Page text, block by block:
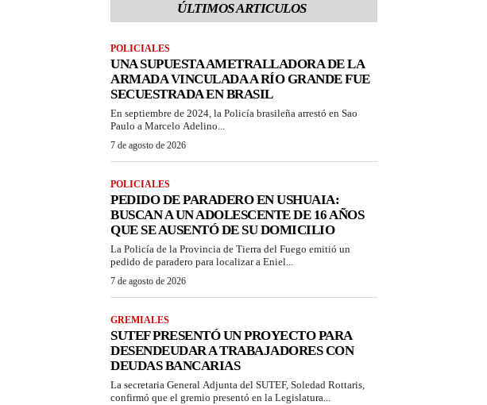
ÚLTIMOS ARTICULOS
POLICIALES
UNA SUPUESTA AMETRALLADORA DE LA
ARMADA VINCULADA A RÍO GRANDE FUE
SECUESTRADA EN BRASIL
En septiembre de 2024, la Policía brasileña arrestó en Sao
Paulo a Marcelo Adelino...
7 de agosto de 2026
POLICIALES
PEDIDO DE PARADERO EN USHUAIA:
BUSCAN A UN ADOLESCENTE DE 16 AÑOS
QUE SE AUSENTÓ DE SU DOMICILIO
La Policía de la Provincia de Tierra del Fuego emitió un
pedido de paradero para localizar a Eniel...
7 de agosto de 2026
GREMIALES
SUTEF PRESENTÓ UN PROYECTO PARA
DESENDEUDAR A TRABAJADORES CON
DEUDAS BANCARIAS
La secretaria General Adjunta del SUTEF, Soledad Rottaris,
confirmó que el gremio presentó en la Legislatura...